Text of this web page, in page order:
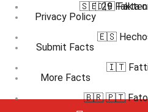
Privacy Policy
Submit Facts
More Facts
🇸🇪 29 Fakta
🇩🇪 Fakten
🇪🇸
🇮🇹 Fatti
🇧🇷 🇵🇹 Fatos